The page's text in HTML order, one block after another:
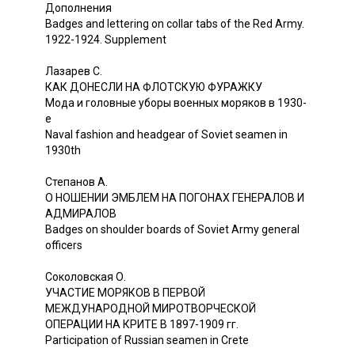
Дополнения
Badges and lettering on collar tabs of the Red Army.
1922-1924. Supplement
Лазарев С.
КАК ДОНЕСЛИ НА ФЛОТСКУЮ ФУРАЖКУ
Мода и головные уборы военных моряков в 1930-
е
Naval fashion and headgear of Soviet seamen in
1930th
Степанов А.
О НОШЕНИИ ЭМБЛЕМ НА ПОГОНАХ ГЕНЕРАЛОВ И
АДМИРАЛОВ
Badges on shoulder boards of Soviet Army general
officers
Соколовская О.
УЧАСТИЕ МОРЯКОВ В ПЕРВОЙ
МЕЖДУНАРОДНОЙ МИРОТВОРЧЕСКОЙ
ОПЕРАЦИИ НА КРИТЕ В 1897-1909 гг.
Participation of Russian seamen in Crete